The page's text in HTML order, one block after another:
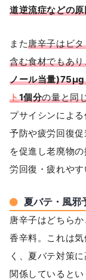
道逆流症などの
また唐辛子はビ
含む食材でもあ
ノール当量
ト1個分の量と同
プサイシンによ
予防や疲労回復
を促進し老廃物
労回復・疲れやす
夏バテ・風邪
唐辛子はどちら
香辛料。これは
く、夏バテ対策
関係していると